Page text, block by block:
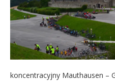
koncentracyjny Mauthausen –